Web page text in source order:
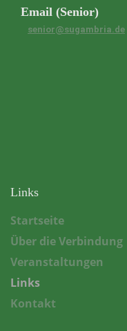
Email (Senior)
senior@sugambria.de
Links
Startseite
Über die Verbindung
Veranstaltungen
Links
Kontakt